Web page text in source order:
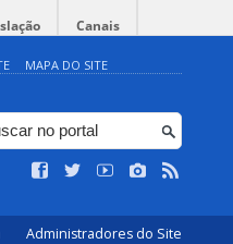
Canais
MAPA DO SITE
Administradores do Site